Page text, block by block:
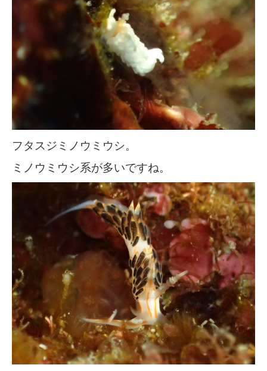
フタスジミノウミウシ。
ミノウミウシ系が多いですね。